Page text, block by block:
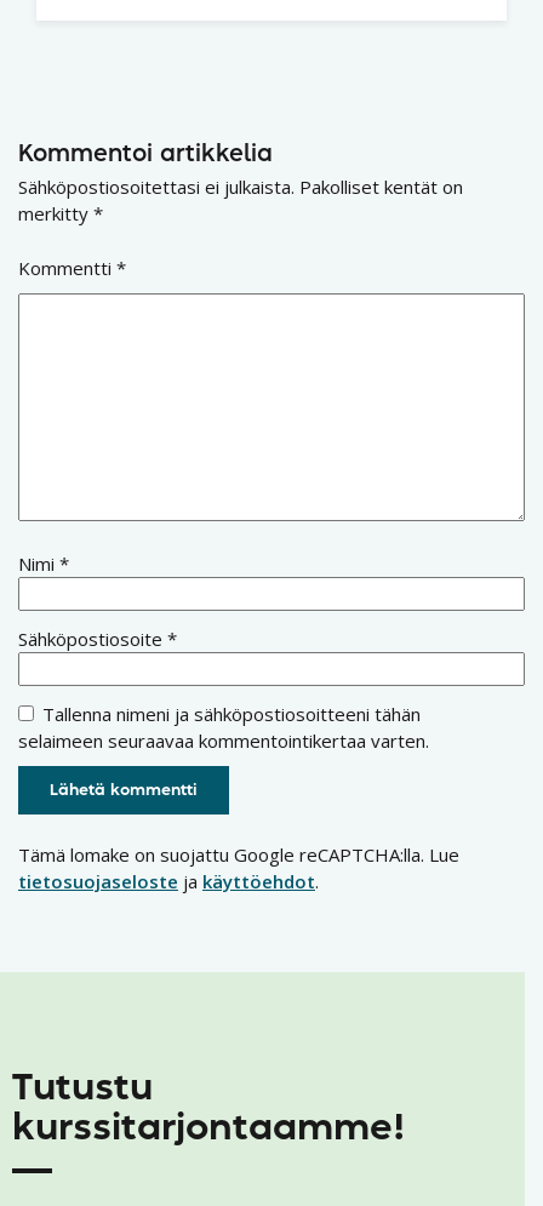
Kommentoi artikkelia
Sähköpostiosoitettasi ei julkaista. Pakolliset kentät on
merkitty *
Kommentti *
Nimi *
Sähköpostiosoite *
Tallenna nimeni ja sähköpostiosoitteeni tähän
selaimeen seuraavaa kommentointikertaa varten.
Tämä lomake on suojattu Google reCAPTCHA:lla. Lue
tietosuojaseloste ja käyttöehdot.
Tutustu
kurssitarjontaamme!